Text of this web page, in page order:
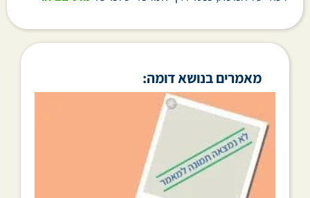
מאמרים בנושא דומה: